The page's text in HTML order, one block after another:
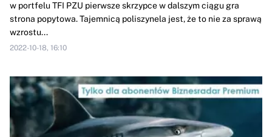
w portfelu TFI PZU pierwsze skrzypce w dalszym ciągu gra
strona popytowa. Tajemnicą poliszynela jest, że to nie za sprawą
wzrostu...
2022-10-18, 16:10